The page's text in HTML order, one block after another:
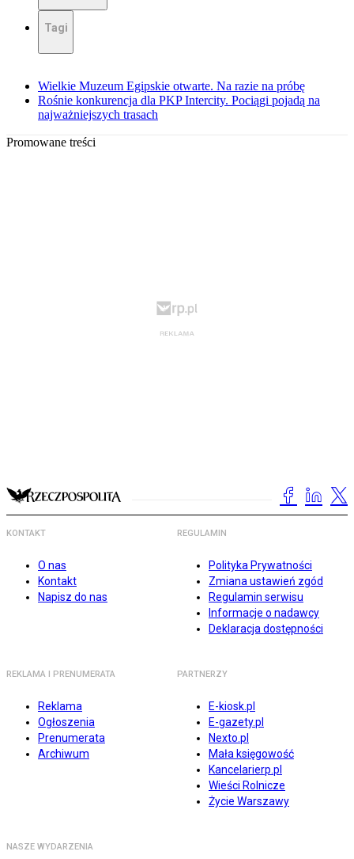
Tagi
Wielkie Muzeum Egipskie otwarte. Na razie na próbę
Rośnie konkurencja dla PKP Intercity. Pociągi pojadą na
najważniejszych trasach
Promowane treści
KONTAKT
O nas
Kontakt
Napisz do nas
REGULAMIN
Polityka Prywatności
Zmiana ustawień zgód
Regulamin serwisu
Informacje o nadawcy
Deklaracja dostępności
REKLAMA I PRENUMERATA
Reklama
Ogłoszenia
Prenumerata
Archiwum
PARTNERZY
E-kiosk.pl
E-gazety.pl
Nexto.pl
Mała księgowość
Kancelarierp.pl
Wieści Rolnicze
Życie Warszawy
NASZE WYDARZENIA